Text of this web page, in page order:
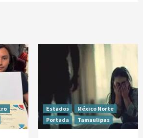
Estados
México Norte
Portada
Tamaulipas